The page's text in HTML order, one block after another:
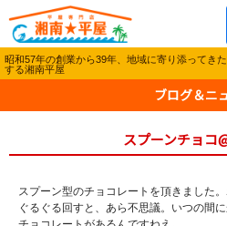
昭和57年の創業から39年、地域に寄り添ってき
する湘南平屋
ブログ＆ニ
スプーンチョコ
スプーン型のチョコレートを頂きました
ぐるぐる回すと、あら不思議。いつの間